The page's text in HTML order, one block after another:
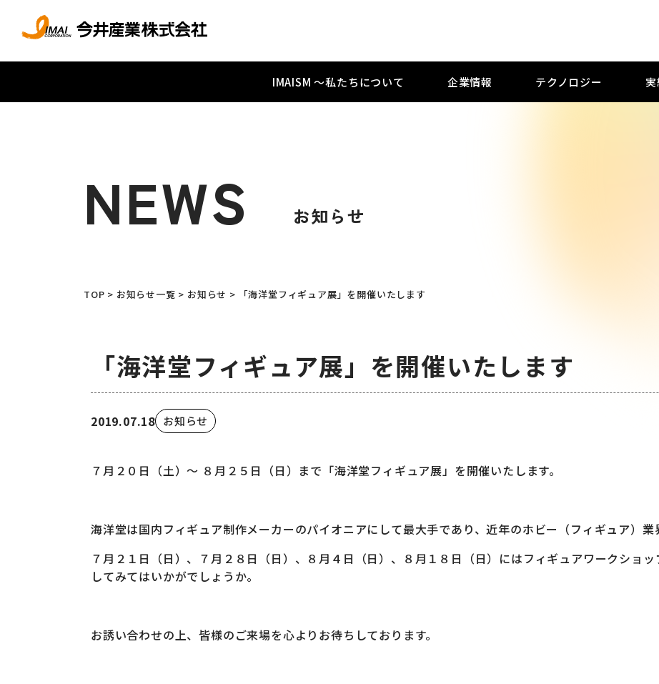
IMAISM 〜私たちについて 企業情報 テクノロジー
NEWS お知らせ
TOP > お知らせ一覧 > お知らせ > 「海洋堂フィギュア展」を開催いたします
「海洋堂フィギュア展」を開催いたします
2019.07.18 お知らせ
７月２０日（土）～ ８月２５日（日）まで「海洋堂フィギュア展」を開催いたします。
海洋堂は国内フィギュア制作メーカーのパイオニアにして最大手であり、近年のホビー（フィギュア）業
７月２１日（日）、７月２８日（日）、８月４日（日）、８月１８日（日）にはフィギュアワークショ
してみてはいかがでしょうか。
お誘い合わせの上、皆様のご来場を心よりお待ちしております。